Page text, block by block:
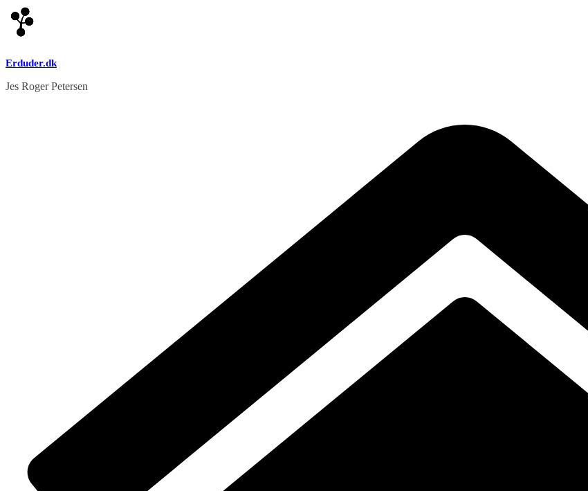
Skip
to
content
Erduder.dk
Jes Roger Petersen